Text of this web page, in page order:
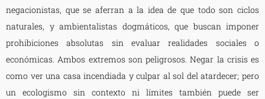
negacionistas, que se aferran a la idea de que todo son ciclos
naturales, y ambientalistas dogmáticos, que buscan imponer
prohibiciones absolutas sin evaluar realidades sociales o
económicas. Ambos extremos son peligrosos. Negar la crisis es
como ver una casa incendiada y culpar al sol del atardecer; pero
un ecologismo sin contexto ni límites también puede ser